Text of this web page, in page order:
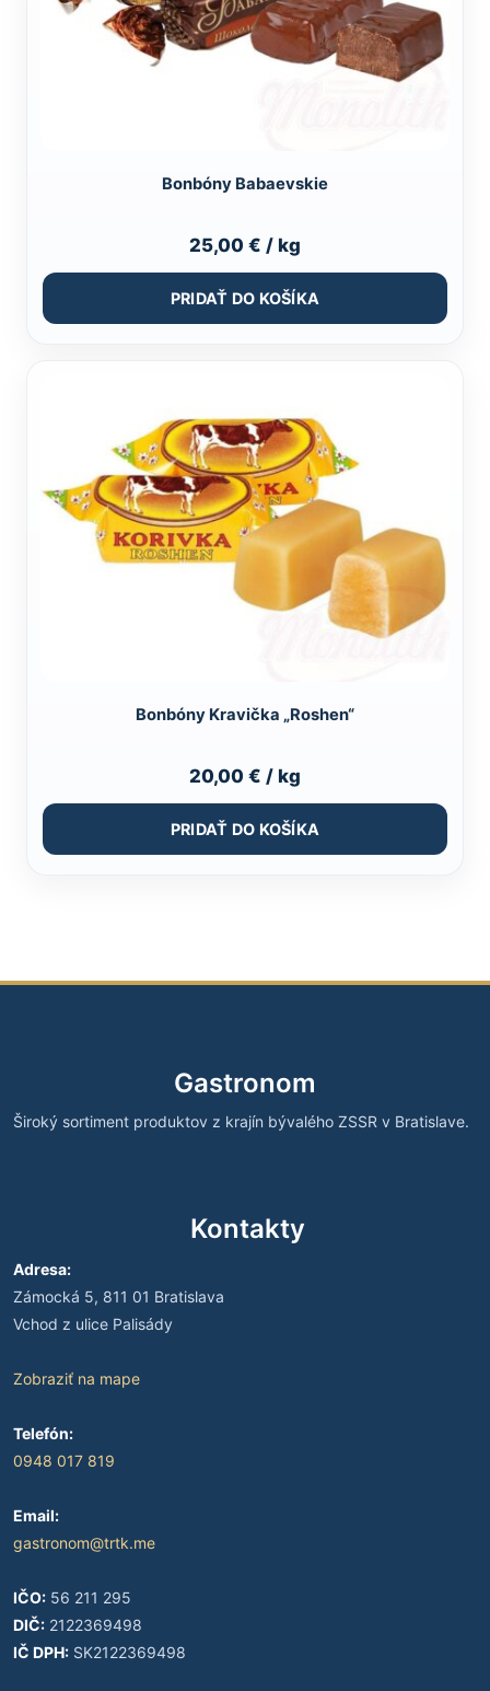
Bonbóny Babaevskie
25,00 € / kg
PRIDAŤ DO KOŠÍKA
Bonbóny Kravička „Roshen“
20,00 € / kg
PRIDAŤ DO KOŠÍKA
Gastronom
Široký sortiment produktov z krajín bývalého ZSSR v Bratislave.
Kontakty
Adresa:
Zámocká 5, 811 01 Bratislava
Vchod z ulice Palisády
Zobraziť na mape
Telefón:
0948 017 819
Email:
gastronom@trtk.me
IČO: 56 211 295
DIČ: 2122369498
IČ DPH: SK2122369498